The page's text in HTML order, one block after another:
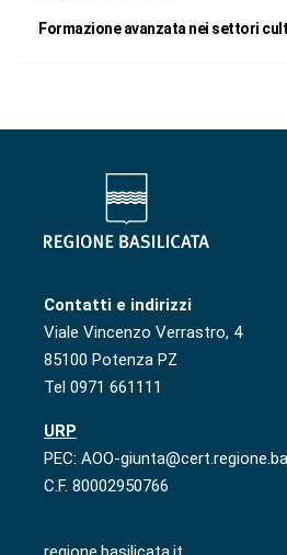
Formazione avanzata nei settori
Contatti e indirizzi
Viale Vincenzo Verrastro, 4
85100 Potenza PZ
Tel 0971 661111
URP
PEC: AOO-
C.F. 80002950766